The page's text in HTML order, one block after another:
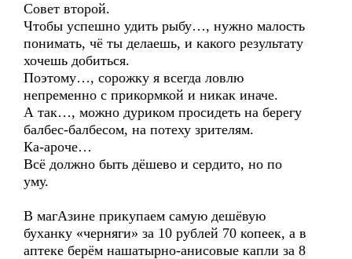
Совет второй.
Чтобы успешно удить рыбу…, нужно малость
понимать, чё ты делаешь, и какого результату
хочешь добиться.
Поэтому…, сорожку я всегда ловлю
непременно с прикормкой и никак иначе.
А так…, можно дуриком просидеть на берегу
балбес-балбесом, на потеху зрителям.
Ка-ароче…
Всё должно быть дёшево и сердито, но по
уму.
В магАзине прикупаем самую дешёвую
буханку «черняги» за 10 рублей 70 копеек, а в
аптеке берём нашатырно-анисовые капли за 8